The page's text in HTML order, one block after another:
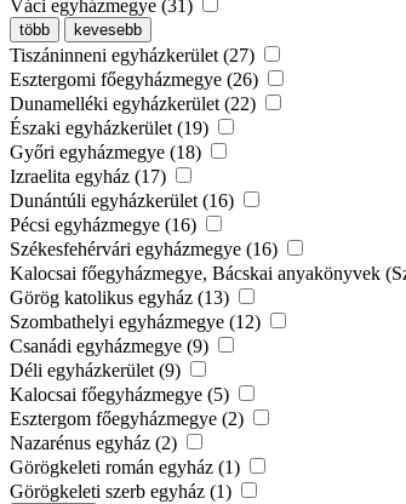
Váci egyházmegye (31)
több kevesebb
Tiszáninneni egyházkerület (27)
Esztergomi főegyházmegye (26)
Dunamelléki egyházkerület (22)
Északi egyházkerület (19)
Győri egyházmegye (18)
Izraelita egyház (17)
Dunántúli egyházkerület (16)
Pécsi egyházmegye (16)
Székesfehérvári egyházmegye (16)
Kalocsai főegyházmegye, Bácskai anyakönyvek
Görög katolikus egyház (13)
Szombathelyi egyházmegye (12)
Csanádi egyházmegye (9)
Déli egyházkerület (9)
Kalocsai főegyházmegye (5)
Esztergom főegyházmegye (2)
Nazarénus egyház (2)
Görögkeleti román egyház (1)
Görögkeleti szerb egyház (1)